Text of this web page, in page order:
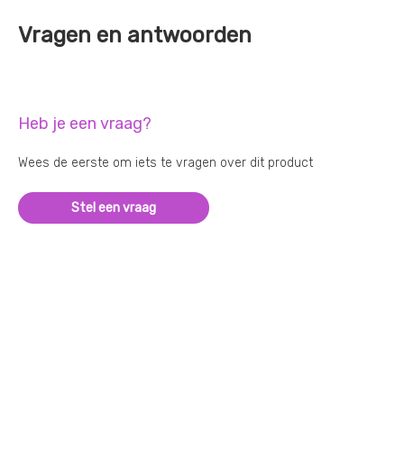
Vragen en antwoorden
Heb je een vraag?
Wees de eerste om iets te vragen over dit product
Stel een vraag